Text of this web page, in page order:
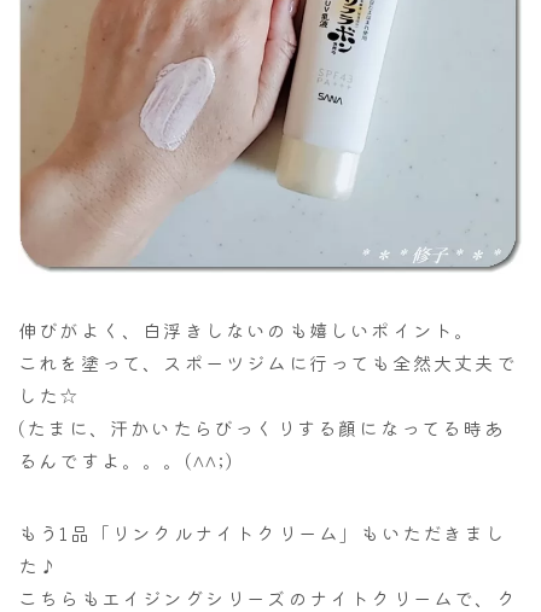
伸びがよく、白浮きしないのも嬉しいポイント。
これを塗って、スポーツジムに行っても全然大丈夫で
した☆
(たまに、汗かいたらびっくりする顔になってる時あ
るんですよ。。。(^^;)
もう1品「リンクルナイトクリーム」もいただきまし
た♪
こちらもエイジングシリーズのナイトクリームで、ク